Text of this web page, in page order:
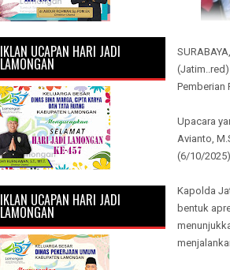
Pemberian
Upacara
Avianto,
(6/10/2025)
Kapolda
bentuk
IKLAN UCAPAN HARI JADI
LAMONGAN
IKLAN UCAPAN HARI JADI
LAMONGAN